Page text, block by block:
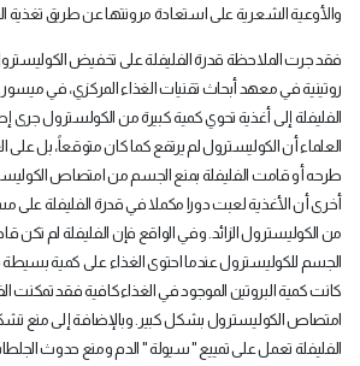
والأوعية الشعرية على استعادة مرونتها عن طريق تغذية
فقد جرت الملاحظة قدرة الفليفلة على تخفيض الكوليسترول
روتينية في معهد أبحاث تقنيات الغذاء المركزي، في
الفليفلة إلى أغذية تحوي كمية كبيرة من الكولسترول جرى
العلماء أن الكوليسترول لم يرتفع كما كان متوقعاً، بل
طرحه أو قامت الفليفلة بمنع الجسم من امتصاص
أخرى أن الأغذية لعبت دورا مكملا في قدرة الفليفلة
من الكوليسترول الزائد. وفي الواقع فإن الفليفلة لم تكن
الجسم للكوليسترول عندما احتوى الغذاء على كمية بسيطة
كانت كمية البروتين الموجود في الغذاءكافية فقد تمكنت
امتصاص الكوليسترول بشكل كبير. وبالإضافة إلى منع
الفليفلة تعمل على تمييع " سيولة " الدم ومنع حدوث